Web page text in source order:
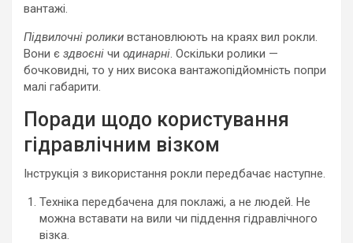
вантажі.
Підвилочні ролики встановлюють на краях вил рокли.
Вони є здвоєні чи одинарні. Оскільки ролики —
бочковидні, то у них висока вантажопідйомність попри
малі габарити.
Поради щодо користування
гідравлічним візком
Інструкція з використання рокли передбачає наступне.
Техніка передбачена для поклажі, а не людей. Не
можна вставати на вили чи піддення гідравлічного
візка.